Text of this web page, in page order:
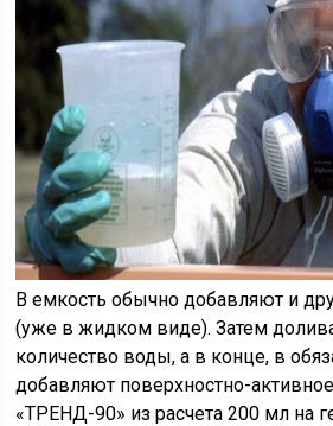
В емкость обычно добавляют и
(уже в жидком виде). Затем
количество воды, а в конце, в
добавляют поверхностно-
«ТРЕНД-90» из расчета 200 мл на